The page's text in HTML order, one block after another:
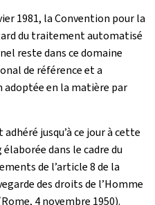
1981, la Convention pour la
du traitement automatisé
reste dans ce domaine
de référence et a
en la matière par
jusqu’à ce jour à cette
dans le cadre du
de l’article 8 de la
des droits de l’Homme
4 novembre 1950).